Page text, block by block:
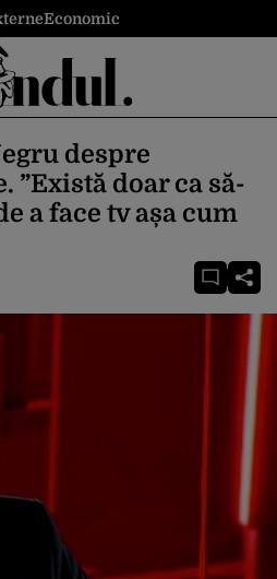
Economic
despre
”Există doar ca să-
a face tv așa cum